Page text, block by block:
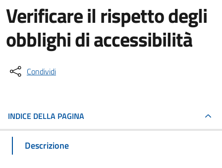
Verificare il rispetto degli
obblighi di accessibilità
Condividi
INDICE DELLA PAGINA
Descrizione